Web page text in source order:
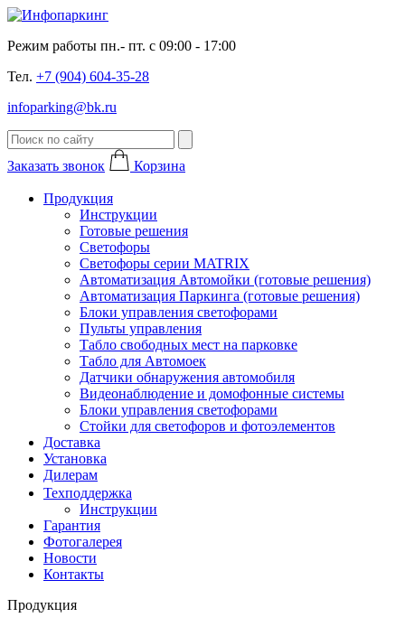
Режим работы пн.- пт. с 09:00 - 17:00
Тел. +7 (904) 604-35-28
infoparking@bk.ru
Заказать звонок Корзина
Продукция
Инструкции
Готовые решения
Светофоры
Светофоры серии MATRIX
Автоматизация Автомойки (готовые решения)
Автоматизация Паркинга (готовые решения)
Блоки управления светофорами
Пульты управления
Табло свободных мест на парковке
Табло для Автомоек
Датчики обнаружения автомобиля
Видеонаблюдение и домофонные системы
Блоки управления светофорами
Стойки для светофоров и фотоэлементов
Доставка
Установка
Дилерам
Техподдержка
Инструкции
Гарантия
Фотогалерея
Новости
Контакты
Продукция